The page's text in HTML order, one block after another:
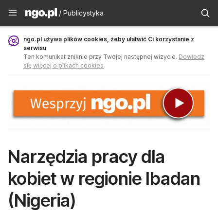
Publicystyka - ngo.pl
/ Publicystyka
ngo.pl używa plików cookies, żeby ułatwić Ci korzystanie z
serwisu
Ten komunikat zniknie przy Twojej następnej wizycie. Dowiedz
się więcej o plikach cookies
Narzędzia pracy dla
kobiet w regionie Ibadan
(Nigeria)